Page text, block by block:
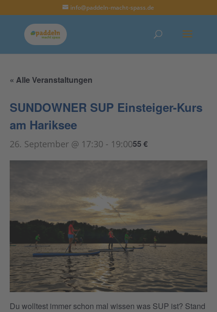
info@paddeln-macht-spass.de
« Alle Veranstaltungen
SUNDOWNER SUP Einsteiger-Kurs
am Hariksee
26. September @ 17:30 - 19:0055 €
Du wolltest immer schon mal wissen was SUP ist? Stand